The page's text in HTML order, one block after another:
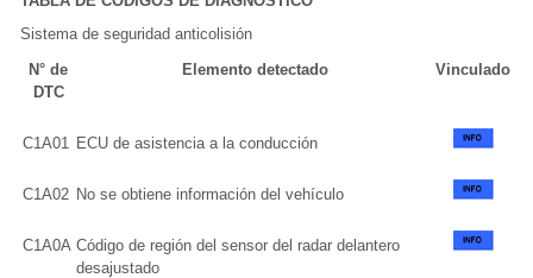
Sistema de seguridad anticolisión
N° de
DTC
Elemento detectado Vinculado
C1A01 ECU de asistencia a la conducción
C1A02 No se obtiene información del vehículo
C1A0A Código de región del sensor del radar delantero
desajustado